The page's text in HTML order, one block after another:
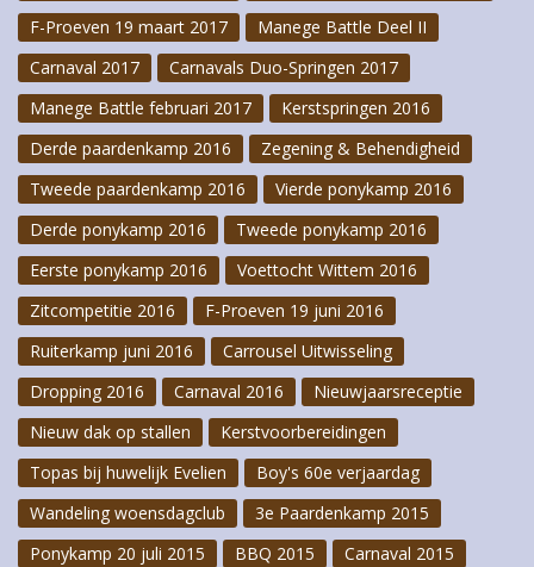
F-Proeven 19 maart 2017
Manege Battle Deel II
Carnaval 2017
Carnavals Duo-Springen 2017
Manege Battle februari 2017
Kerstspringen 2016
Derde paardenkamp 2016
Zegening & Behendigheid
Tweede paardenkamp 2016
Vierde ponykamp 2016
Derde ponykamp 2016
Tweede ponykamp 2016
Eerste ponykamp 2016
Voettocht Wittem 2016
Zitcompetitie 2016
F-Proeven 19 juni 2016
Ruiterkamp juni 2016
Carrousel Uitwisseling
Dropping 2016
Carnaval 2016
Nieuwjaarsreceptie
Nieuw dak op stallen
Kerstvoorbereidingen
Topas bij huwelijk Evelien
Boy's 60e verjaardag
Wandeling woensdagclub
3e Paardenkamp 2015
Ponykamp 20 juli 2015
BBQ 2015
Carnaval 2015